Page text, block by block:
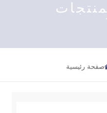
صفحة رئيسية